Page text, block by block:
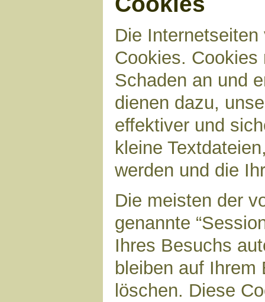
Die
Cookies.
Schaden an und
dienen dazu,
effektiver und
kleine
werden und die
Die meisten der
genannte
Ihres Besuchs
bleiben auf
löschen. Diese